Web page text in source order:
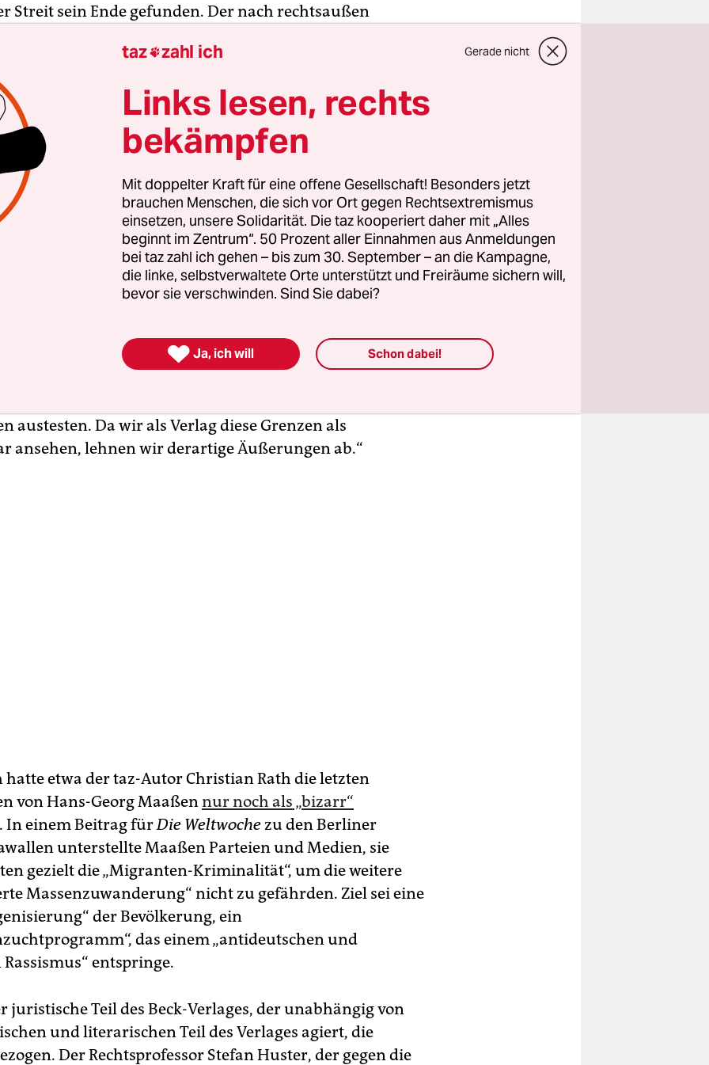
Streit sein Ende gefunden. Der nach rechtsaußen
herausgegebenen Grundgesetz-Kommentar
ausgerechnet Artikel 16a, das Grundrecht auf
Nachdem der Verlag angekündigt hatte, den
zu beenden, hat Maaßen von sich aus die
eingestellt.
eine Stellungnahme des Beck-Verlages mit den Worten:
Kommentierung von Herrn Dr. Hans-Georg Maaßen im
zum Grundgesetz fachlich nicht zu beanstanden.
der Person und der öffentlichen Äußerungen von Dr.
jedoch eine heftige Diskussion mit fortschreitender
haben. Diese schadet dem Grundgesetzkommentar,
Dr. Maaßen mitwirkte, dessen Herausgebern und dem
austesten. Da wir als Verlag diese Grenzen als
ansehen, lehnen wir derartige Äußerungen ab.“
hatte etwa der taz-Autor Christian Rath die letzten
von Hans-Georg Maaßennur noch als „bizarr“
In einem Beitrag fürDie Weltwoche zu den Berliner
unterstellte Maaßen Parteien und Medien, sie
gezielt die „Migranten-Kriminalität“, um die weitere
Massenzuwanderung“ nicht zu gefährden. Ziel sei eine
der Bevölkerung, ein
das einem „antideutschen und
entspringe.
juristische Teil des Beck-Verlages, der unabhängig von
und literarischen Teil des Verlages agiert, die
Der Rechtsprofessor Stefan Huster, der gegen die
taz zahl ich Gerade nicht
Links lesen, rechts
bekämpfen
Mit doppelter Kraft für eine offene Gesellschaft! Besonders jetzt
brauchen Menschen, die sich vor Ort gegen Rechtsextremismus
einsetzen, unsere Solidarität. Die taz kooperiert daher mit „Alles
beginnt im Zentrum“. 50 Prozent aller Einnahmen aus Anmeldungen
bei taz zahl ich gehen – bis zum 30. September – an die Kampagne,
die linke, selbstverwaltete Orte unterstützt und Freiräume sichern will,
bevor sie verschwinden. Sind Sie dabei?
 Ja, ich will Schon dabei!